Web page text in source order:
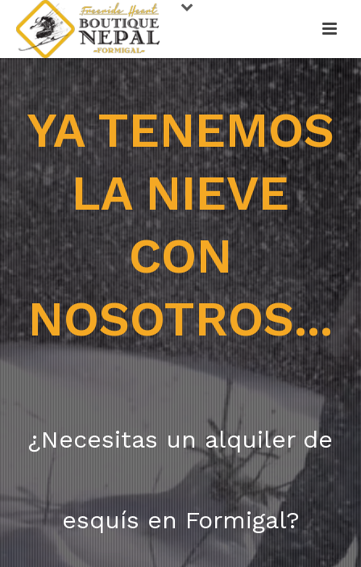
YA TENEMOS
LA NIEVE
CON
NOSOTROS...
¿Necesitas un alquiler de
esquís en Formigal?